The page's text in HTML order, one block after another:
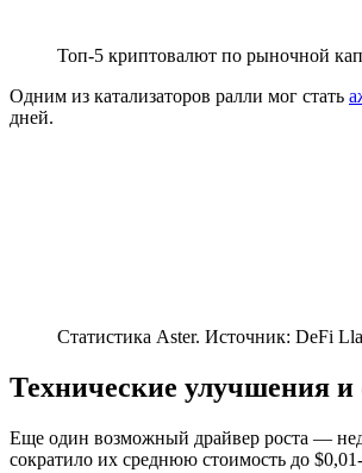
Топ-5 криптовалют по рыночной
Одним из катализаторов ралли мог стать
дней.
Статистика Aster. Источник: DeFi
Технические улучшения и
Еще один возможный драйвер роста —
сократило их среднюю стоимость до